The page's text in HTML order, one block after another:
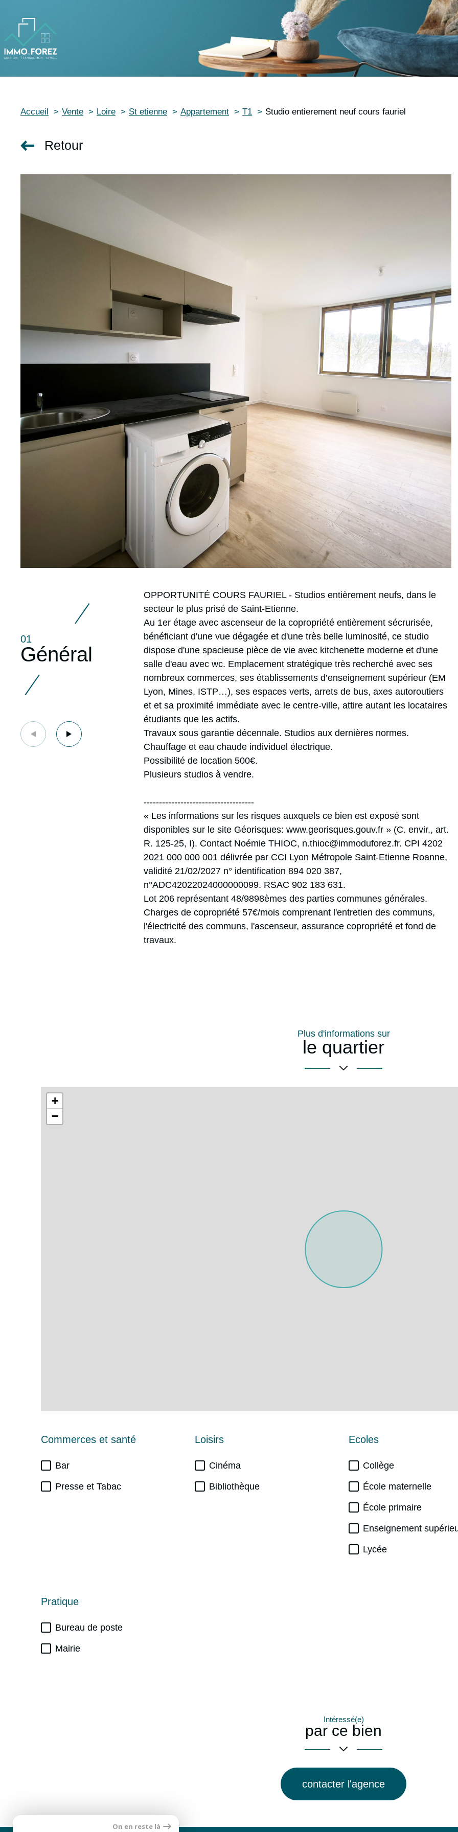
Accueil Vente Loire St etienne Appartement T1 Studio entierement neuf cours fauriel
Retour
01
Général
OPPORTUNITÉ COURS FAURIEL - Studios entièrement neufs, dans le
secteur le plus prisé de Saint-Etienne.
Au 1er étage avec ascenseur de la copropriété entièrement sécrurisée,
bénéficiant d'une vue dégagée et d'une très belle luminosité, ce studio
dispose d'une spacieuse pièce de vie avec kitchenette moderne et d'une
salle d'eau avec wc. Emplacement stratégique très recherché avec ses
nombreux commerces, ses établissements d’enseignement supérieur (EM
Lyon, Mines, ISTP…), ses espaces verts, arrets de bus, axes autoroutiers
et et sa proximité immédiate avec le centre-ville, attire autant les locataires
étudiants que les actifs.
Travaux sous garantie décennale. Studios aux dernières normes.
Chauffage et eau chaude individuel électrique.
Possibilité de location 500€.
Plusieurs studios à vendre.
------------------------------------
« Les informations sur les risques auxquels ce bien est exposé sont
disponibles sur le site Géorisques: www.georisques.gouv.fr » (C. envir., art.
R. 125-25, I). Contact Noémie THIOC, n.thioc@immoduforez.fr. CPI 4202
2021 000 000 001 délivrée par CCI Lyon Métropole Saint-Etienne Roanne,
validité 21/02/2027 n° identification 894 020 387,
n°ADC42022024000000099. RSAC 902 183 631.
Lot 206 représentant 48/9898èmes des parties communes générales.
Charges de copropriété 57€/mois comprenant l'entretien des communs,
l'électricité des communs, l'ascenseur, assurance copropriété et fond de
travaux.
Plus d'informations sur
le quartier
+
−
Commerces et santé
Bar
Presse et Tabac
Loisirs
Cinéma
Bibliothèque
Ecoles
Collège
École maternelle
École primaire
Enseignement
Lycée
Pratique
Bureau de poste
Mairie
Intéressé(e)
par ce bien
contacter l'agence
On en reste là